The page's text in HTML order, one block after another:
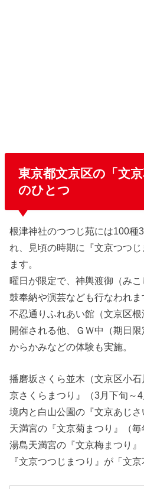
東京都文京区の「文
のひとつ
根津神社のつつじ苑には100種
れ、見頃の時期に『文京つつ
ます。
曜日が限定で、神輿渡御（み
鼓奉納や演芸なども行なわれま
不忍通りふれあい館（文京区
開催される他、ＧＷ中（期日
からかみなどの体験も実施。
播磨坂さくら並木（文京区小
京さくらまつり』（3月下旬～
境内と白山公園の『文京あじ
天満宮の『文京菊まつり』（毎
湯島天満宮の『文京梅まつり
『文京つつじまつり』が「文